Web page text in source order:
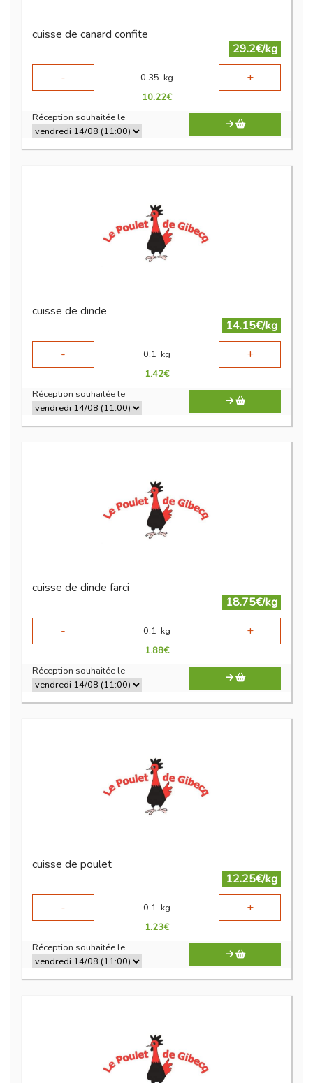
cuisse de canard confite
29.2€/kg
-
0.35 kg +
10.22€
Réception souhaitée le
cuisse de dinde
14.15€/kg
-
0.1 kg +
1.42€
Réception souhaitée le
cuisse de dinde farci
18.75€/kg
-
0.1 kg +
1.88€
Réception souhaitée le
cuisse de poulet
12.25€/kg
-
0.1 kg +
1.23€
Réception souhaitée le